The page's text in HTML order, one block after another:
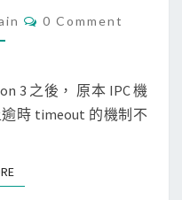
C
N
T
S
0 Comment
3 之後， 原本 IPC 機
時 timeout 的機制不
READ MORE